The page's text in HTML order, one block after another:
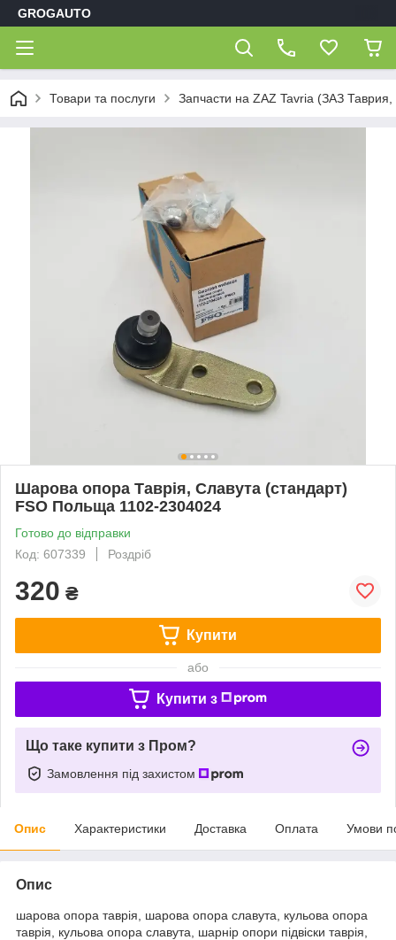
GROGAUTO
Товари та послуги Запчасти на ZAZ Tavria (ЗАЗ Таврия,
Шарова опора Таврія, Славута (стандарт)
FSO Польща 1102-2304024
Готово до відправки
Код: 607339
Роздріб
320 ₴
Купити
або
Купити з
Що таке купити з Пром?
Замовлення під захистом
Опис Характеристики Доставка Оплата Умови
Опис
шарова опора таврія, шарова опора славута, кульова опора
таврія, кульова опора славута, шарнір опори підвіски таврія,